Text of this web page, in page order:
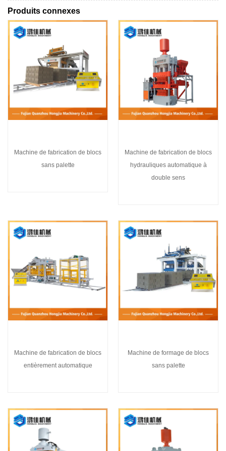
Produits connexes
Machine de fabrication de blocs
sans palette
Machine de fabrication de blocs
hydrauliques automatique à
double sens
Machine de fabrication de blocs
entièrement automatique
Machine de formage de blocs
sans palette